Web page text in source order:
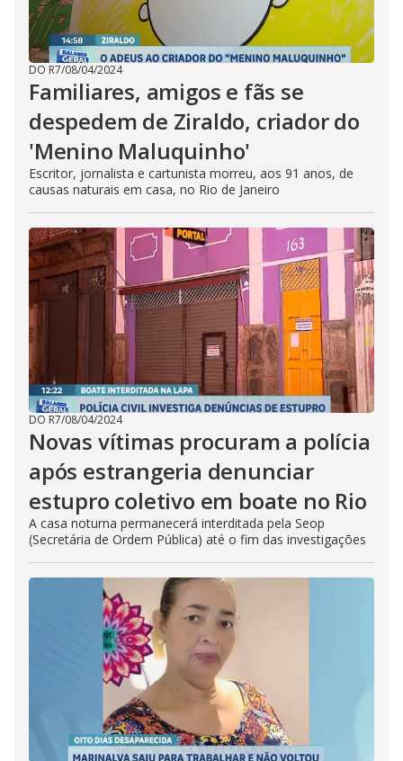
DO R7/08/04/2024
Familiares, amigos e fãs se
despedem de Ziraldo, criador do
'Menino Maluquinho'
Escritor, jornalista e cartunista morreu, aos 91 anos, de
causas naturais em casa, no Rio de Janeiro
DO R7/08/04/2024
Novas vítimas procuram a polícia
após estrangeria denunciar
estupro coletivo em boate no Rio
A casa noturna permanecerá interditada pela Seop
(Secretária de Ordem Pública) até o fim das investigações